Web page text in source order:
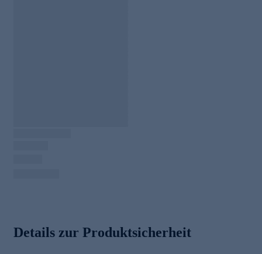
Details zur Produktsicherheit